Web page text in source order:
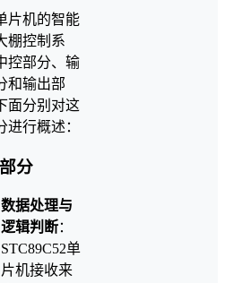
片机的智能
棚控制系
控部分、输
和输出部
面分别对这
进行概述：
分
数据处理与
逻辑判断：
STC89C52单
片机接收来